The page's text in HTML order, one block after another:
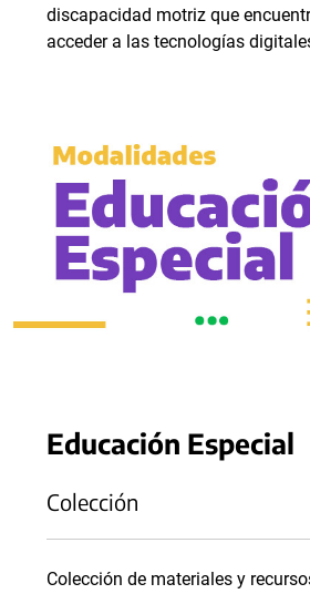
discapacidad motriz que
acceder a las tecnologías
Educación Especial
Colección
Colección de materiales y